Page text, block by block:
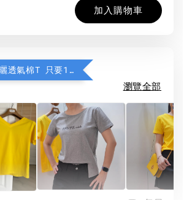
加入購物車
加購 MIT防曬透氣棉T 只要190元
瀏覽全部